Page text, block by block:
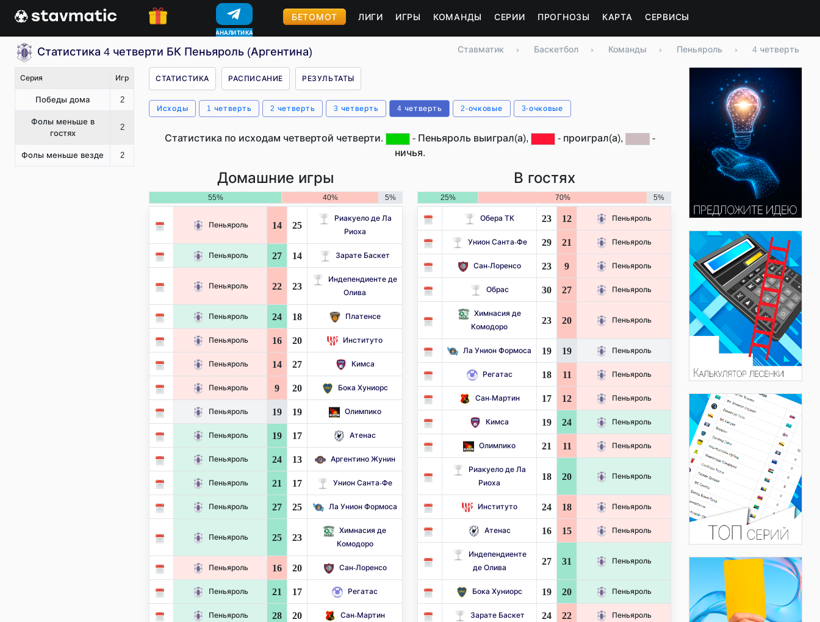
АНАЛИТИКА
КОНКУРСЫ
БЕТОМОТ ЛИГИ ИГРЫ КОМАНДЫ СЕРИИ ПРОГНОЗЫ КАРТА СЕРВИСЫ
Статистика 4 четверти БК Пеньяроль (Аргентина) Ставматик › Баскетбол › Команды › Пеньяроль › 4 четверть
Серия Игр
Победы дома 2
Фолы меньше в
гостях
2
Фолы меньше везде 2
СТАТИСТИКА РАСПИСАНИЕ РЕЗУЛЬТАТЫ
Исходы 1 четверть 2 четверть 3 четверть 4 четверть 2-очковые 3-очковые
Статистика по исходам четвертой четверти. - Пеньяроль выиграл(а), - проиграл(а),
-
ничья.
Домашние игры
55% 40% 5%
Пеньяроль 14 25
Риакуело де Ла
Риоха
Пеньяроль 27 14 Зарате Баскет
Пеньяроль 22 23
Индепендиенте де
Олива
Пеньяроль 24 18 Платенсе
Пеньяроль 16 20 Институто
Пеньяроль 14 27 Кимса
Пеньяроль 9 20 Бока Хуниорс
Пеньяроль 19 19 Олимпико
Пеньяроль 19 17 Атенас
Пеньяроль 24 13 Аргентино Жунин
Пеньяроль 21 17 Унион Санта-Фе
Пеньяроль 27 25 Ла Унион Формоса
Пеньяроль 25 23
Химнасия де
Комодоро
Пеньяроль 16 20 Сан-Лоренсо
Пеньяроль 21 17 Регатас
Пеньяроль 28 20 Сан-Мартин
В гостях
25% 70% 5%
Обера ТК 23 12 Пеньяроль
Унион Санта-Фе 29 21 Пеньяроль
Сан-Лоренсо 23 9 Пеньяроль
Обрас 30 27 Пеньяроль
Химнасия де
Комодоро
23 20 Пеньяроль
Ла Унион Формоса 19 19 Пеньяроль
Регатас 18 11 Пеньяроль
Сан-Мартин 17 12 Пеньяроль
Кимса 19 24 Пеньяроль
Олимпико 21 11 Пеньяроль
Риакуело де Ла
Риоха
18 20 Пеньяроль
Институто 24 18 Пеньяроль
Атенас 16 15 Пеньяроль
Индепендиенте
де Олива
27 31 Пеньяроль
Бока Хуниорс 19 20 Пеньяроль
Зарате Баскет 24 22 Пеньяроль